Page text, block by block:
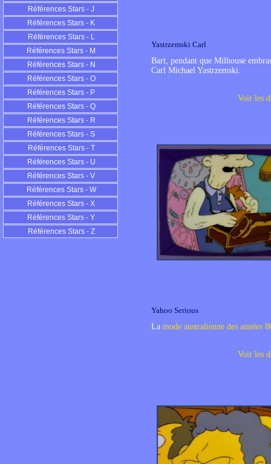
Références Stars - J
Références Stars - K
Références Stars - L
Références Stars - M
Références Stars - N
Références Stars - O
Références Stars - P
Références Stars - Q
Références Stars - R
Références Stars - S
Références Stars - T
Références Stars - U
Références Stars - V
Références Stars - W
Références Stars - X
Références Stars - Y
Références Stars - Z
Yastrzemski Carl
Bart, pendant que Milhouse
Carl Michael Yastrzemski.
Voir les
Yahoo Serious
La mode australienne des années
Voir les